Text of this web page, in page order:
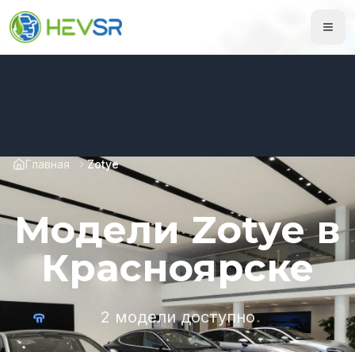
Главная Zotye
Модели Zotye в
Красноярске
2 модели доступно